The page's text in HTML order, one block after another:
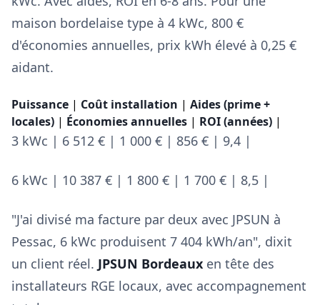
maison bordelaise type à 4 kWc, 800 €
d'économies annuelles, prix kWh élevé à 0,25 €
aidant.
Puissance | Coût installation | Aides (prime +
locales) | Économies annuelles | ROI (années) |
3 kWc | 6 512 € | 1 000 € | 856 € | 9,4 |
6 kWc | 10 387 € | 1 800 € | 1 700 € | 8,5 |
"J'ai divisé ma facture par deux avec JPSUN à
Pessac, 6 kWc produisent 7 404 kWh/an", dixit
un client réel. JPSUN Bordeaux en tête des
installateurs RGE locaux, avec accompagnement